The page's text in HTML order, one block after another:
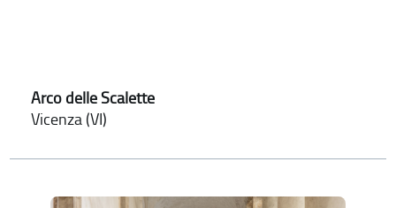
Arco delle Scalette
Vicenza (VI)